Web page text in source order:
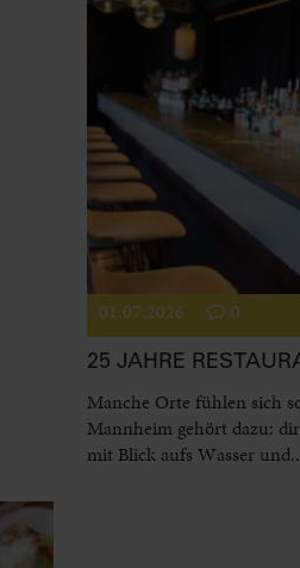
01.07.2026 0
25 JAHRE
Manche Orte fühlen sich
Mannheim gehört dazu:
mit Blick aufs Wasser